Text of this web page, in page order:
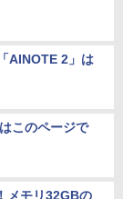
AINOTE 2」は
このページで
メモリ32GBの